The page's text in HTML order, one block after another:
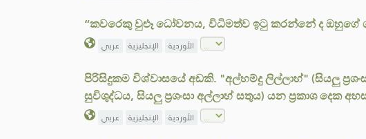
“කවරෙකු වුළූ ධෝවනය, විධිමත්ව ඉටු කරන්නේ ද ඔහුගේ
عربي الإنجليزية الأوردية
පිරිසිදුකම විශ්වාසයේ අඩකි. "අල්හම්දු ලිල්ලාහ්" (සියලු
සුවිශුද්ධය, සියලු ප්‍රශංසා අල්ලාහ් සතුය) යන ප්‍රකාශ දෙක
عربي الإنجليزية الأوردية